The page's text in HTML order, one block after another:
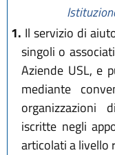
1. Il servizio di
singoli o
Aziende USL, e
mediante
organizzazioni
iscritte negli
articolati a livello